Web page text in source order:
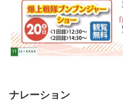
ナレーション